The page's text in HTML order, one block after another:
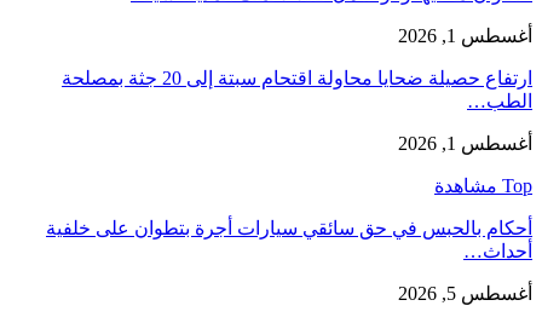
أغسطس 1, 2026
ارتفاع حصيلة ضحايا محاولة اقتحام سبتة إلى 20 جثة بمصلحة
الطب…
أغسطس 1, 2026
Top مشاهدة
أحكام بالحبس في حق سائقي سيارات أجرة بتطوان على خلفية
أحداث…
أغسطس 5, 2026